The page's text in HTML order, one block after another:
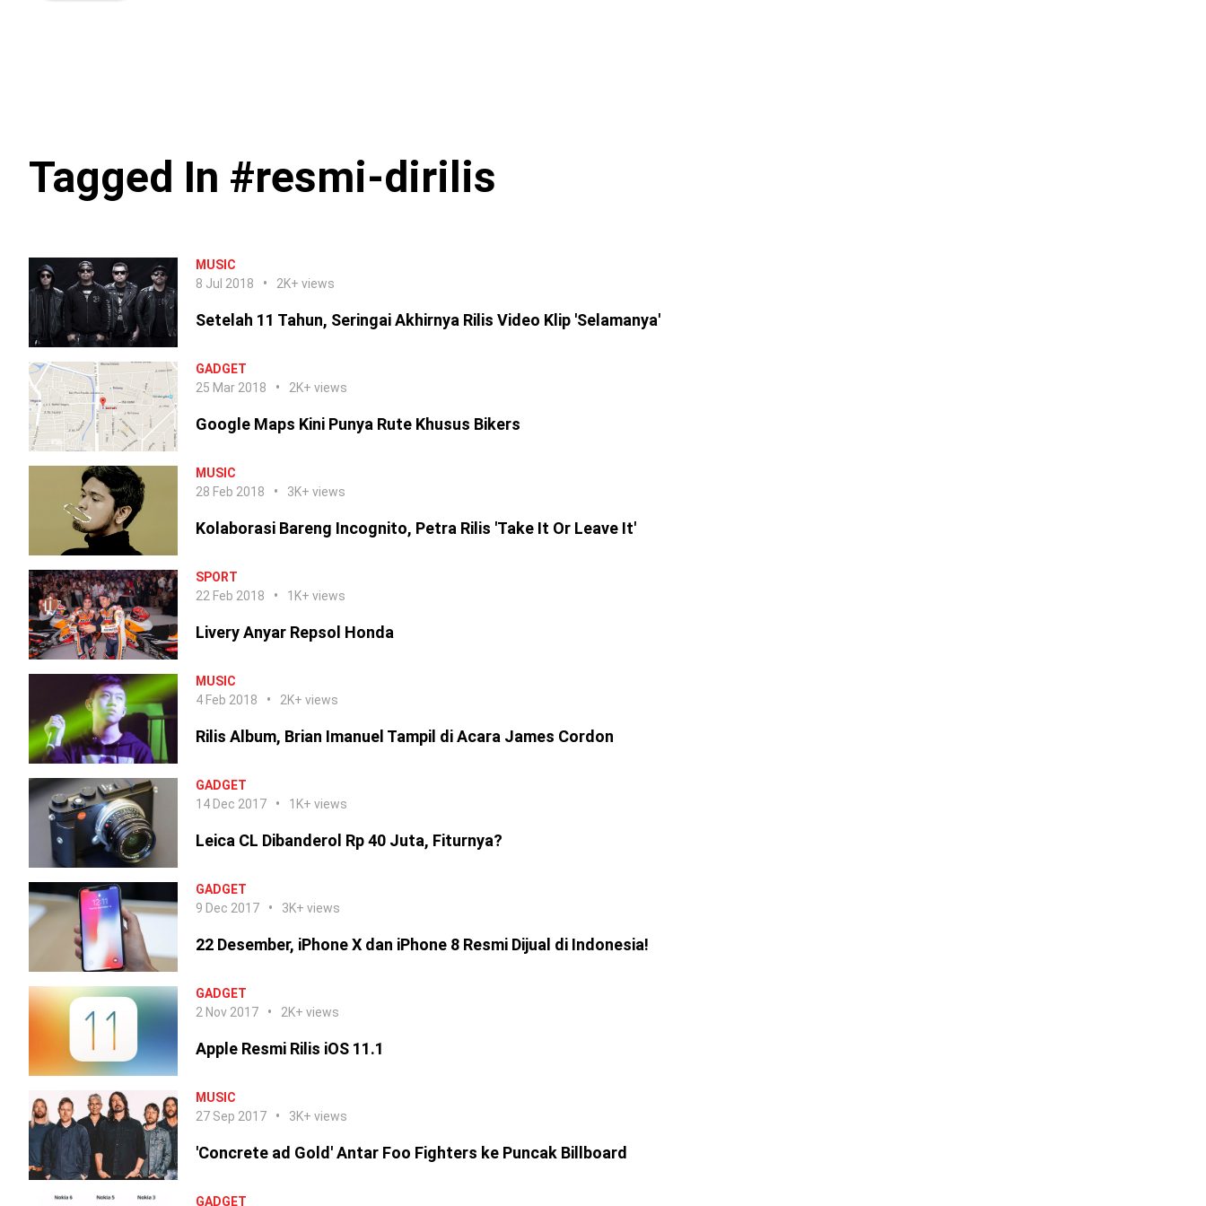
Tagged In #resmi-dirilis
MUSIC
8 Jul 2018
2K+ views
Setelah 11 Tahun, Seringai Akhirnya Rilis Video Klip 'Selamanya'
GADGET
25 Mar 2018
2K+ views
Google Maps Kini Punya Rute Khusus Bikers
MUSIC
28 Feb 2018
3K+ views
Kolaborasi Bareng Incognito, Petra Rilis 'Take It Or Leave It'
SPORT
22 Feb 2018
1K+ views
Livery Anyar Repsol Honda
MUSIC
4 Feb 2018
2K+ views
Rilis Album, Brian Imanuel Tampil di Acara James Cordon
GADGET
14 Dec 2017
1K+ views
Leica CL Dibanderol Rp 40 Juta, Fiturnya?
GADGET
9 Dec 2017
3K+ views
22 Desember, iPhone X dan iPhone 8 Resmi Dijual di Indonesia!
GADGET
2 Nov 2017
2K+ views
Apple Resmi Rilis iOS 11.1
MUSIC
27 Sep 2017
3K+ views
'Concrete ad Gold' Antar Foo Fighters ke Puncak Billboard
GADGET